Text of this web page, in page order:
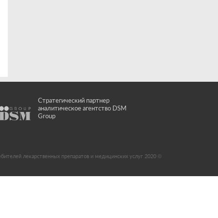
Стратегический партнер
аналитическое агентство DSM
Group
лекарственных препаратов и медицинских услуг 2020 ©